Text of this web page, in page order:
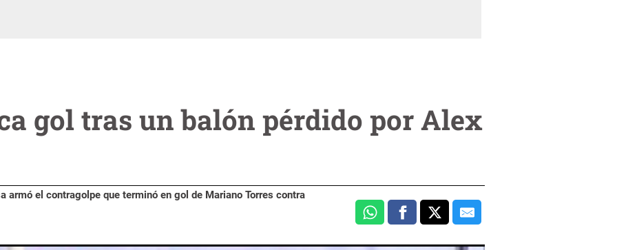
gol tras un balón pérdido por Alex
armó el contragolpe que terminó en gol de Mariano Torres contra